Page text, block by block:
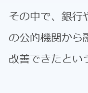
その中で、銀行
の公的機関から
改善できたとい